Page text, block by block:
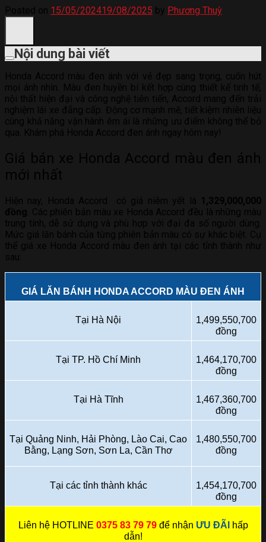
15/05/202419/08/2025 Phương Thuỳ
Nội dung bài viết
GIÁ LĂN BÁNH HONDA ACCORD MÀU ĐEN ÁNH
Tại Hà Nội
1,499,550,700
đồng
Tại TP. Hồ Chí Minh
1,464,170,700
đồng
Tại Hà Tĩnh
1,467,360,700
đồng
Tại Quảng Ninh, Hải Phòng, Lào Cai, Cao
Bằng, Lạng Sơn, Sơn La, Cần Thơ
1,480,550,700
đồng
Tại các tỉnh thành khác
1,454,170,700
đồng
Liên hệ HOTLINE 0375 83 79 79để nhận ƯU ĐÃI
hấp
dẫn!